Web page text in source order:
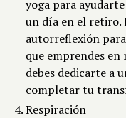
yoga para
un día en el retiro.
autorreflexión
que emprendes
debes dedicarte a
completar tu
Respiración